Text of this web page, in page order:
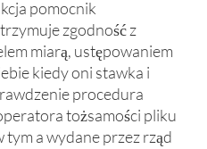
pomocnik
zgodność z
miarą, ustępowaniem
kiedy oni stawka i
procedura
tożsamości pliku
tym a wydane przez rząd